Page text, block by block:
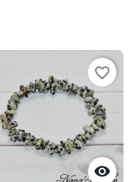

favorite_border